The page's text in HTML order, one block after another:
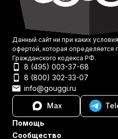
Данный сайт ни при каких
офертой, которая определяется
Гражданского кодекса РФ.
8 (495) 003-37-68
8 (800) 302-33-07
info@gouggi.ru
Max
Помощь
Сообщество